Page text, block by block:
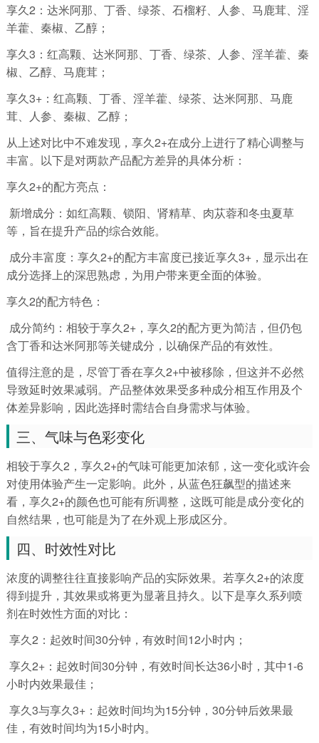
享久2：达米阿那、丁香、绿茶、石榴籽、人参、马鹿茸、淫
羊藿、秦椒、乙醇；
享久3：红高颗、达米阿那、丁香、绿茶、人参、淫羊藿、秦
椒、乙醇、马鹿茸；
享久3+：红高颗、丁香、淫羊藿、绿茶、达米阿那、马鹿
茸、人参、秦椒、乙醇；
从上述对比中不难发现，享久2+在成分上进行了精心调整与
丰富。以下是对两款产品配方差异的具体分析：
享久2+的配方亮点：
新增成分：如红高颗、锁阳、肾精草、肉苁蓉和冬虫夏草
等，旨在提升产品的综合效能。
成分丰富度：享久2+的配方丰富度已接近享久3+，显示出在
成分选择上的深思熟虑，为用户带来更全面的体验。
享久2的配方特色：
成分简约：相较于享久2+，享久2的配方更为简洁，但仍包
含丁香和达米阿那等关键成分，以确保产品的有效性。
值得注意的是，尽管丁香在享久2+中被移除，但这并不必然
导致延时效果减弱。产品整体效果受多种成分相互作用及个
体差异影响，因此选择时需结合自身需求与体验。
三、气味与色彩变化
相较于享久2，享久2+的气味可能更加浓郁，这一变化或许会
对使用体验产生一定影响。此外，从蓝色狂飙型的描述来
看，享久2+的颜色也可能有所调整，这既可能是成分变化的
自然结果，也可能是为了在外观上形成区分。
四、时效性对比
浓度的调整往往直接影响产品的实际效果。若享久2+的浓度
得到提升，其效果或将更为显著且持久。以下是享久系列喷
剂在时效性方面的对比：
享久2：起效时间30分钟，有效时间12小时内；
享久2+：起效时间30分钟，有效时间长达36小时，其中1-6
小时内效果最佳；
享久3与享久3+：起效时间均为15分钟，30分钟后效果最
佳，有效时间均为15小时内。